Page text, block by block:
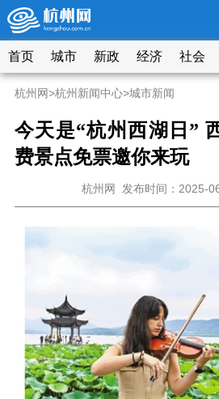
首页 城市 新政 经济 社会
杭州网>杭州新闻中心>城市新闻
今天是“杭州西湖日”
费景点免票邀你来玩
杭州网 发布时间：2025-